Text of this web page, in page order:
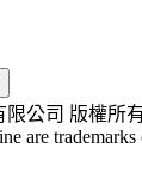
公司 版權所
are